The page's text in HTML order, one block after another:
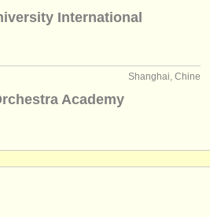
International
Shanghai, Chine
Academy